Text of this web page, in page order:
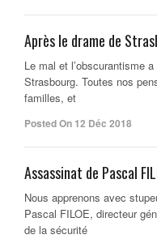
Après le drame de
Le mal et l’obscurantisme
Strasbourg. Toutes nos
familles, et
Posted On 12 Déc 2018
Assassinat de Pascal
Nous apprenons avec
Pascal FILOE, directeur
de la sécurité